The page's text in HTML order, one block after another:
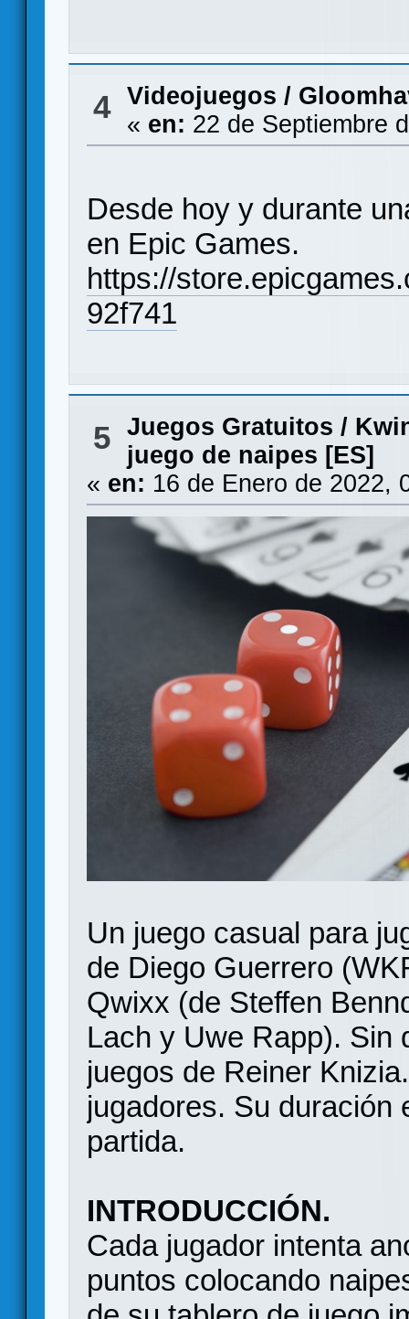
4 Videojuegos /
« en: 22 de Septiembre
Desde hoy y durante
en Epic Games.
https://
92f741
5 Juegos Gratuitos /
juego de naipes [ES]
« en: 16 de Enero de 2022,
Un juego casual para
de Diego Guerrero
Qwixx (de Steffen
Lach y Uwe Rapp). Sin
juegos de Reiner
jugadores. Su duración
partida.
INTRODUCCIÓN.
Cada jugador intenta
puntos colocando